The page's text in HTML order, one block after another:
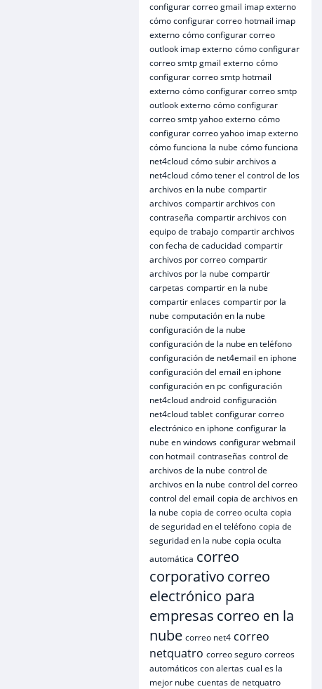
configurar correo gmail imap externo
cómo configurar correo hotmail imap
externo cómo configurar correo
outlook imap externo cómo configurar
correo smtp gmail externo cómo
configurar correo smtp hotmail
externo cómo configurar correo smtp
outlook externo cómo configurar
correo smtp yahoo externo cómo
configurar correo yahoo imap externo
cómo funciona la nube cómo funciona
net4cloud cómo subir archivos a
net4cloud cómo tener el control de los
archivos en la nube compartir
archivos compartir archivos con
contraseña compartir archivos con
equipo de trabajo compartir archivos
con fecha de caducidad compartir
archivos por correo compartir
archivos por la nube compartir
carpetas compartir en la nube
compartir enlaces compartir por la
nube computación en la nube
configuración de la nube
configuración de la nube en teléfono
configuración de net4email en iphone
configuración del email en iphone
configuración en pc configuración
net4cloud android configuración
net4cloud tablet configurar correo
electrónico en iphone configurar la
nube en windows configurar webmail
con hotmail contraseñas control de
archivos de la nube control de
archivos en la nube control del correo
control del email copia de archivos en
la nube copia de correo oculta copia
de seguridad en el teléfono copia de
seguridad en la nube copia oculta
automática correo
corporativo correo
electrónico para
empresas correo en la
nube correo net4 correo
netquatro correo seguro correos
automáticos con alertas cual es la
mejor nube cuentas de netquatro